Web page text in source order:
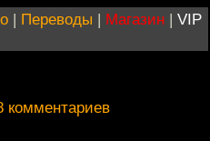
| Переводы | Магазин | VIP
комментариев